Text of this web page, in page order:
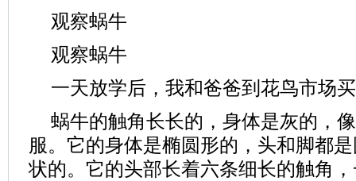
观察蜗牛
观察蜗牛
一天放学后，我和爸爸到花鸟市场
蜗牛的触角长长的，身体是灰的，
服。它的身体是椭圆形的，头和脚都
状的。它的头部长着六条细长的触角